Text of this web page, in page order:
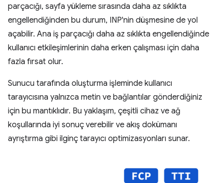
parçacığı, sayfa yükleme sırasında daha az sıklıkta
engellendiğinden bu durum, INP'nin düşmesine de yol
açabilir. Ana iş parçacığı daha az sıklıkta engellendiğinde
kullanıcı etkileşimlerinin daha erken çalışması için daha
fazla fırsat olur.
Sunucu tarafında oluşturma işleminde kullanıcı
tarayıcısına yalnızca metin ve bağlantılar gönderdiğiniz
için bu mantıklıdır. Bu yaklaşım, çeşitli cihaz ve ağ
koşullarında iyi sonuç verebilir ve akış dokümanı
ayrıştırma gibi ilginç tarayıcı optimizasyonları sunar.